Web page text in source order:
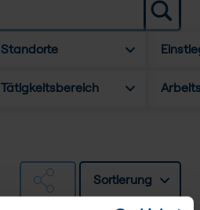
Standorte
Tätigkeitsbereich
Sortierung